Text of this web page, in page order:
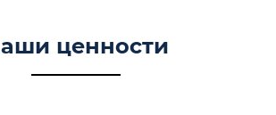
ценности